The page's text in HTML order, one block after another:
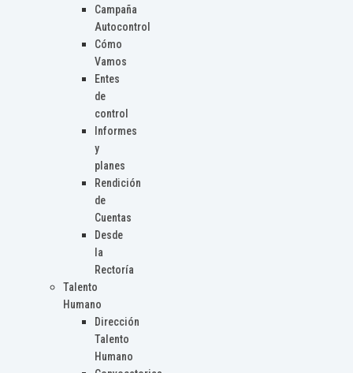
Campaña
Autocontrol
Cómo
Vamos
Entes
de
control
Informes
y
planes
Rendición
de
Cuentas
Desde
la
Rectoría
Talento
Humano
Dirección
Talento
Humano